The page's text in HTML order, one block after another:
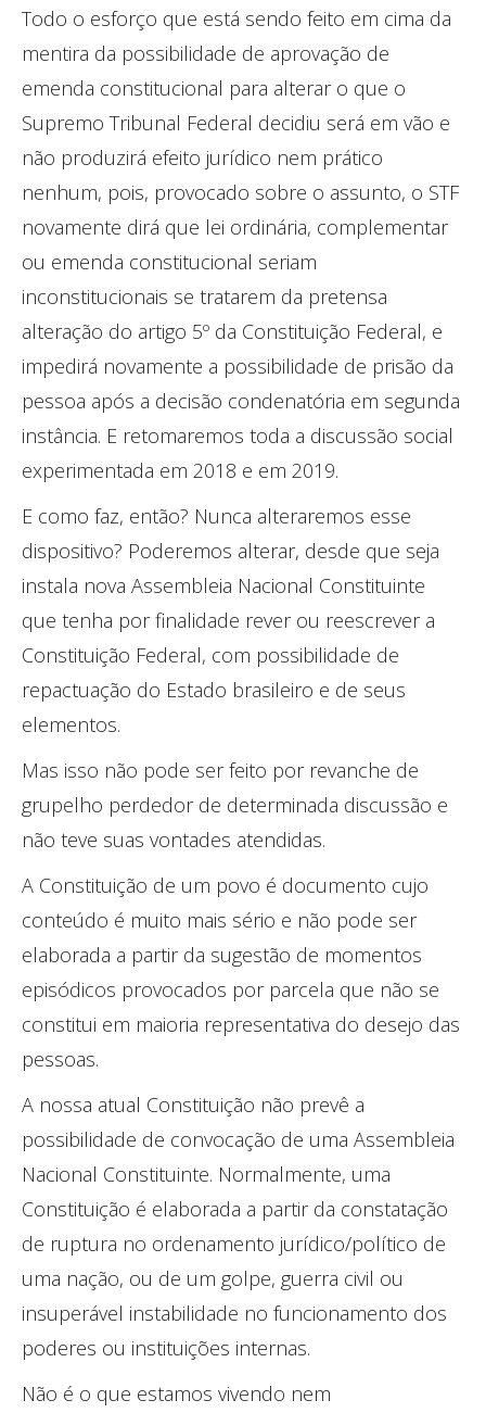
Todo o esforço que está sendo feito em cima da
mentira da possibilidade de aprovação de
emenda constitucional para alterar o que o
Supremo Tribunal Federal decidiu será em vão e
não produzirá efeito jurídico nem prático
nenhum, pois, provocado sobre o assunto, o STF
novamente dirá que lei ordinária, complementar
ou emenda constitucional seriam
inconstitucionais se tratarem da pretensa
alteração do artigo 5º da Constituição Federal, e
impedirá novamente a possibilidade de prisão da
pessoa após a decisão condenatória em segunda
instância. E retomaremos toda a discussão social
experimentada em 2018 e em 2019.
E como faz, então? Nunca alteraremos esse
dispositivo? Poderemos alterar, desde que seja
instala nova Assembleia Nacional Constituinte
que tenha por finalidade rever ou reescrever a
Constituição Federal, com possibilidade de
repactuação do Estado brasileiro e de seus
elementos.
Mas isso não pode ser feito por revanche de
grupelho perdedor de determinada discussão e
não teve suas vontades atendidas.
A Constituição de um povo é documento cujo
conteúdo é muito mais sério e não pode ser
elaborada a partir da sugestão de momentos
episódicos provocados por parcela que não se
constitui em maioria representativa do desejo das
pessoas.
A nossa atual Constituição não prevê a
possibilidade de convocação de uma Assembleia
Nacional Constituinte. Normalmente, uma
Constituição é elaborada a partir da constatação
de ruptura no ordenamento jurídico/político de
uma nação, ou de um golpe, guerra civil ou
insuperável instabilidade no funcionamento dos
poderes ou instituições internas.
Não é o que estamos vivendo nem